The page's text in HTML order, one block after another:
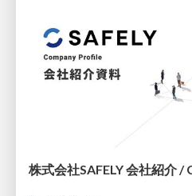
株式会社SAFELY 会社紹介 /